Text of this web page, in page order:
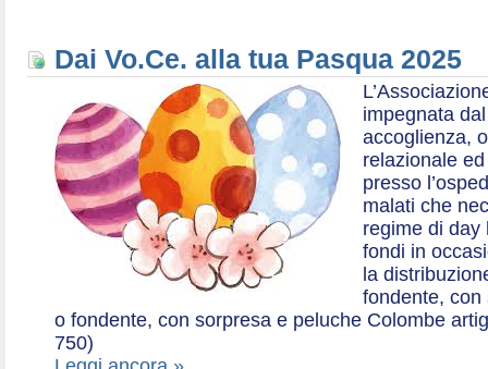
Dai Vo.Ce. alla tua Pasqua 2025
impegnata
accoglienza,
relazionale
presso
malati che
regime di day
fondi in
la
fondente, con
o fondente, con sorpresa e peluche Colombe
750)